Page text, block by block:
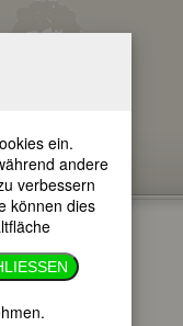
ein.
andere
verbessern
können dies